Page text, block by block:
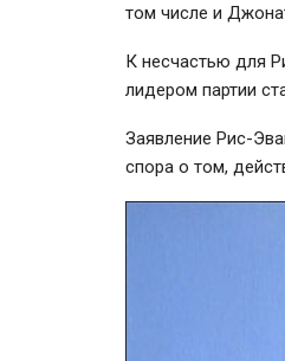
том числе и
К несчастью для
лидером партии
Заявление Рис-
спора о том,